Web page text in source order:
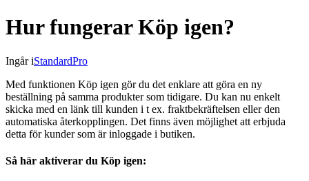
Hur fungerar Köp igen?
Ingår iStandardPro
Med funktionen Köp igen gör du det enklare att göra en ny
beställning på samma produkter som tidigare. Du kan nu enkelt
skicka med en länk till kunden i t ex. fraktbekräftelsen eller den
automatiska återkopplingen. Det finns även möjlighet att erbjuda
detta för kunder som är inloggade i butiken.
Så här aktiverar du Köp igen: